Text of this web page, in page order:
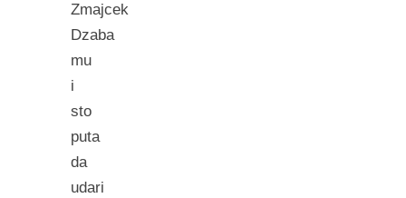
Zmajcek
Dzaba
mu
i
sto
puta
da
udari